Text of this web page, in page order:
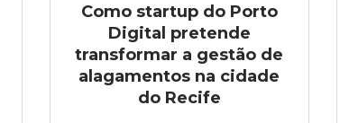
Como startup do Porto
Digital pretende
transformar a gestão de
alagamentos na cidade
do Recife